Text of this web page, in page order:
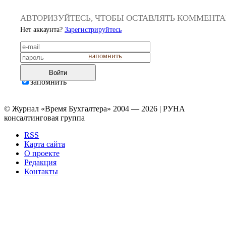
АВТОРИЗУЙТЕСЬ, ЧТОБЫ ОСТАВЛЯТЬ
Нет аккаунта? Зарегистрируйтесь
напомнить
Войти
запомнить
© Журнал «Время Бухгалтера» 2004 — 2026 | РУНА
консалтинговая группа
RSS
Карта сайта
О проекте
Редакция
Контакты